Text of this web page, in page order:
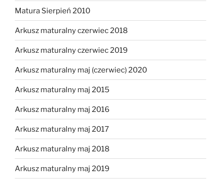
Matura Sierpień 2010
Arkusz maturalny czerwiec 2018
Arkusz maturalny czerwiec 2019
Arkusz maturalny maj (czerwiec) 2020
Arkusz maturalny maj 2015
Arkusz maturalny maj 2016
Arkusz maturalny maj 2017
Arkusz maturalny maj 2018
Arkusz maturalny maj 2019